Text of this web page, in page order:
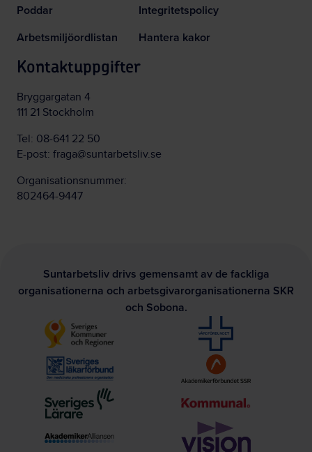
Poddar
Arbetsmiljöordlistan
Integritetspolicy
Hantera kakor
Kontaktuppgifter
Bryggargatan 4
111 21 Stockholm
Tel: 08-641 22 50
E-post: fraga@suntarbetsliv.se
Organisationsnummer:
802464-9447
Suntarbetsliv drivs gemensamt av de fackliga
organisationerna och arbetsgivarorganisationerna SKR
och Sobona.